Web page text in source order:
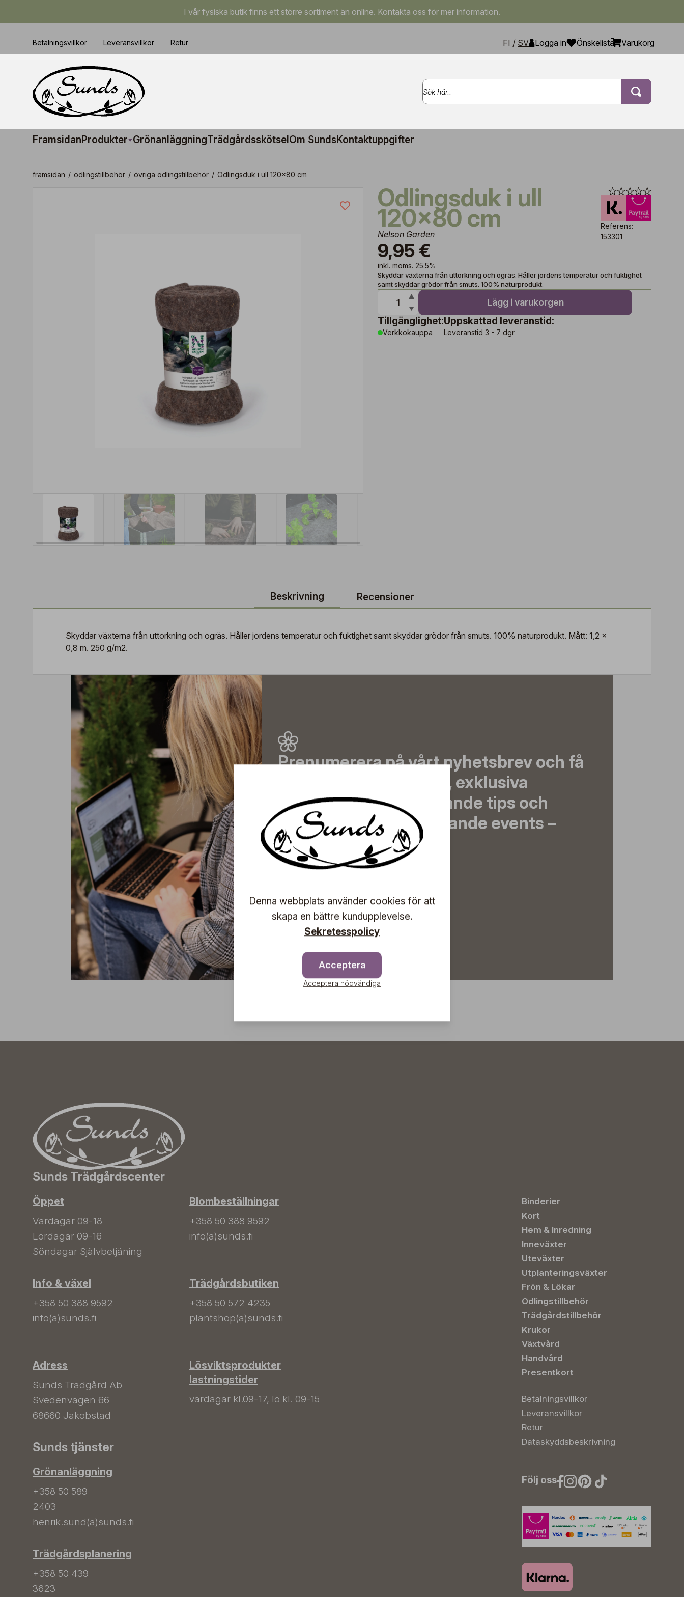
I vår fysiska butik finns ett större sortiment än online. Kontakta oss för mer information.
Betalningsvillkor Leveransvillkor Retur FI / SV Logga in Önskelista Varukorg
FramsidanProdukter GrönanläggningTrädgårdsskötsel Om SundsKontaktuppgifter
framsidan / odlingstillbehör / övriga odlingstillbehör / Odlingsduk i ull 120x80 cm
Odlingsduk i ull
120x80 cm
Nelson Garden
9,95 €
inkl. moms. 25.5%
Referens:
153301
Skyddar växterna från uttorkning och ogräs. Håller jordens temperatur och fuktighet
samt skyddar grödor från smuts. 100% naturprodukt.
Lägg i varukorgen
Tillgänglighet:
Verkkokauppa
Uppskattad leveranstid:
Leveranstid 3 - 7 dgr
Beskrivning Recensioner
Skyddar växterna från uttorkning och ogräs. Håller jordens temperatur och fuktighet samt skyddar grödor från smuts. 100% naturprodukt. Mått: 1,2 x
0,8 m. 250 g/m2.
Prenumerera på vårt nyhetsbrev och få
de senaste nyheterna, exklusiva
erbjudanden, inspirerande tips och
information om kommande events –
direkt till din inkorg!
Prenumerera
Sunds Trädgårdscenter
Öppet
Vardagar 09-18
Lördagar 09-16
Söndagar Självbetjäning
Info & växel
+358 50 388 9592
info(a)sunds.fi
Adress
Sunds Trädgård Ab
Svedenvägen 66
68660 Jakobstad
Blombeställningar
+358 50 388 9592
info(a)sunds.fi
Trädgårdsbutiken
+358 50 572 4235
plantshop(a)sunds.fi
Lösviktsprodukter
lastningstider
vardagar kl.09-17, lö kl. 09-15
Sunds tjänster
Grönanläggning
+358 50 589
2403
henrik.sund(a)sunds.fi
Trädgårdsplanering
+358 50 439
3623
Binderier
Kort
Hem & Inredning
Inneväxter
Uteväxter
Utplanteringsväxter
Frön & Lökar
Odlingstillbehör
Trädgårdstillbehör
Krukor
Växtvård
Handvård
Presentkort
Betalningsvillkor
Leveransvillkor
Retur
Dataskyddsbeskrivning
Följ oss
Denna webbplats använder cookies för att
skapa en bättre kundupplevelse.
Sekretesspolicy
Acceptera
Acceptera nödvändiga